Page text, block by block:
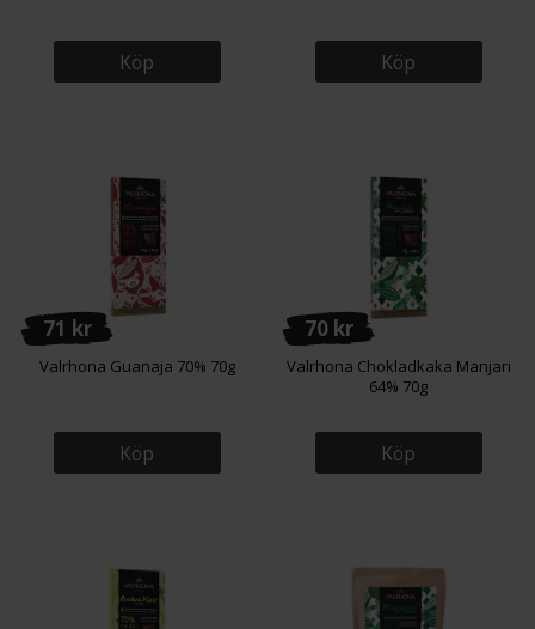
Köp Köp
71 kr
Valrhona Guanaja 70% 70g
Köp
70 kr
Valrhona Chokladkaka Manjari
64% 70g
Köp